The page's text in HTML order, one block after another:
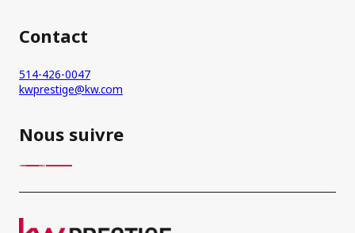
Contact
514-426-0047
kwprestige@kw.com
Nous suivre